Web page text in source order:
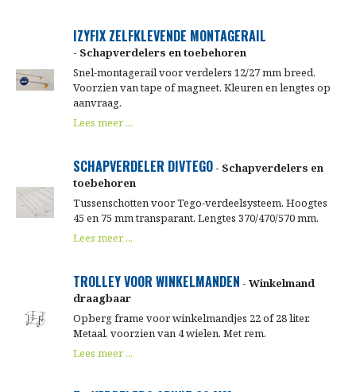
IZYFIX ZELFKLEVENDE MONTAGERAIL
- Schapverdelers en toebehoren
Snel-montagerail voor verdelers 12/27 mm breed.
Voorzien van tape of magneet. Kleuren en lengtes op
aanvraag.
Lees meer ...
SCHAPVERDELER DIVTEGO- Schapverdelers en
toebehoren
Tussenschotten voor Tego-verdeelsysteem. Hoogtes
45 en 75 mm transparant. Lengtes 370/470/570 mm.
Lees meer ...
TROLLEY VOOR WINKELMANDEN - Winkelmand
draagbaar
Opberg frame voor winkelmandjes 22 of 28 liter.
Metaal, voorzien van 4 wielen. Met rem.
Lees meer ...